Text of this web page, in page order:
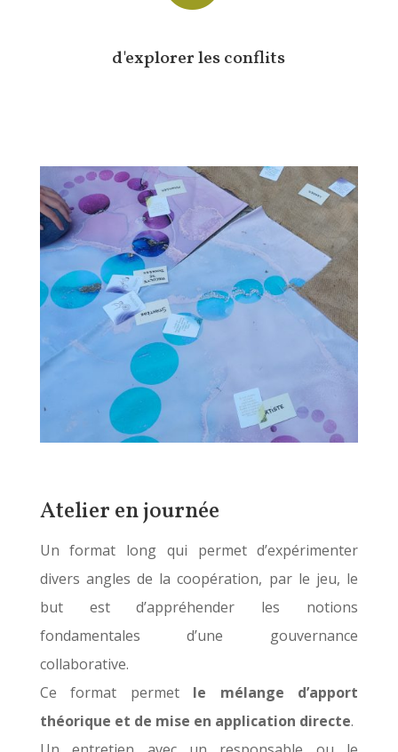
d'explorer les conflits
Atelier en journée
Un format long qui permet d’expérimenter
divers angles de la coopération, par le jeu, le
but est d’appréhender les notions
fondamentales d’une gouvernance
collaborative.
Ce format permet le mélange d’apport
théorique et de mise en application directe.